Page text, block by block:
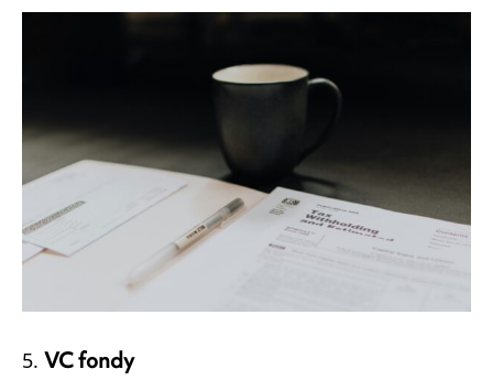
VC fondy